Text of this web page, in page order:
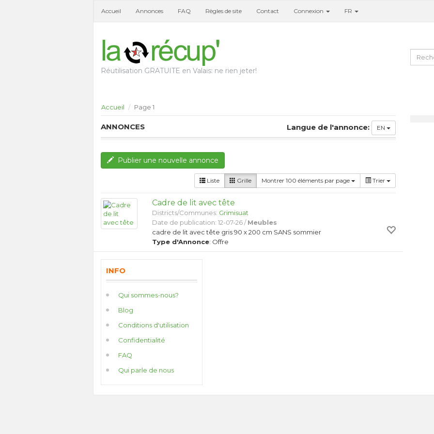
Accueil Annonces FAQ Règles de site Contact Connexion FR
Réutilisation GRATUITE en Valais: ne rien jeter!
Accueil Page 1
ANNONCES Langue de l'annonce: EN
Publier une nouvelle annonce
Liste Grille Montrer 100 éléments par page Trier
Cadre de lit avec tête
Districts/Communes: Grimisuat
Date de publication: 12-07-26 /Meubles
cadre de lit avec tête gris 90 x 200 cm SANS sommier
Type d'Annonce: Offre
INFO
Qui sommes-nous?
Blog
Conditions d'utilisation
Confidentialité
FAQ
Qui parle de nous